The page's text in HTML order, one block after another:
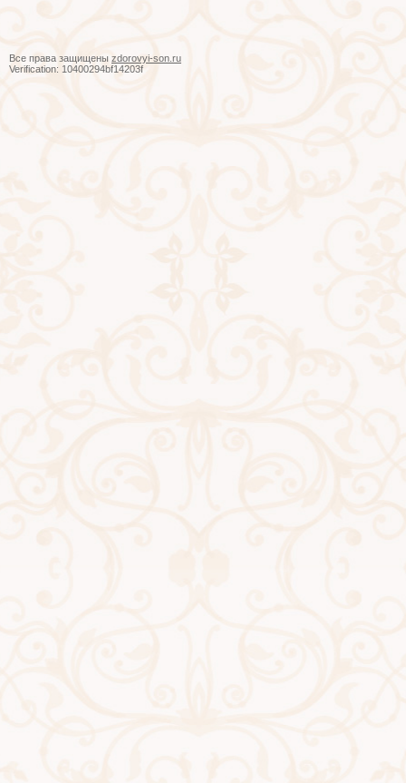
Все права защищены zdorovyi-son.ru
Verification: 10400294bf14203f